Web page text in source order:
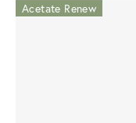
Acetate Renew